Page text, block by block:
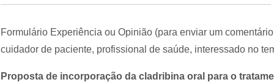
Formulário Experiência ou Opinião (para enviar um
cuidador de paciente, profissional de saúde, interessado no
Proposta de incorporação da cladribina oral para o